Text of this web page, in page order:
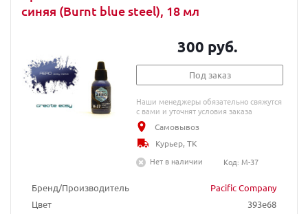
синяя (Burnt blue steel), 18 мл
Бренд/Производитель
Pacific Company
Цвет
393e68
300 руб.
Под заказ
Наши менеджеры обязательно свяжутся
с вами и уточнят условия заказа
Самовывоз
Курьер, ТК
Нет в наличии
Код: M-37